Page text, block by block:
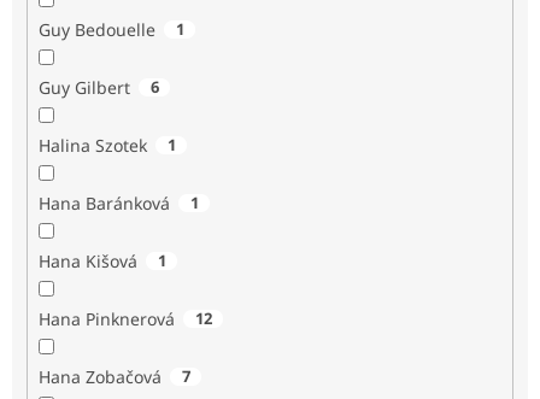
Guy Bedouelle 1
Guy Gilbert 6
Halina Szotek 1
Hana Baránková 1
Hana Kišová 1
Hana Pinknerová 12
Hana Zobačová 7